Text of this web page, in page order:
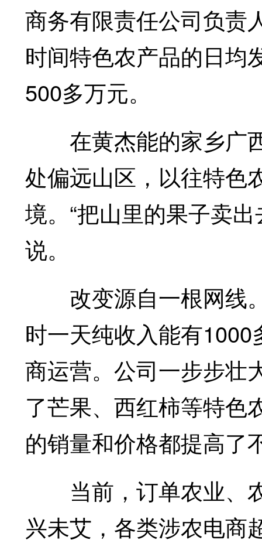
商务有限责任公司负责
时间特色农产品的日均
500多万元。
在黄杰能的家乡广
处偏远山区，以往特色
境。“把山里的果子卖
说。
改变源自一根网线
时一天纯收入能有
商运营。公司一步步壮
了芒果、西红柿等特色
的销量和价格都提高了
当前，订单农业、
兴未艾，各类涉农电商